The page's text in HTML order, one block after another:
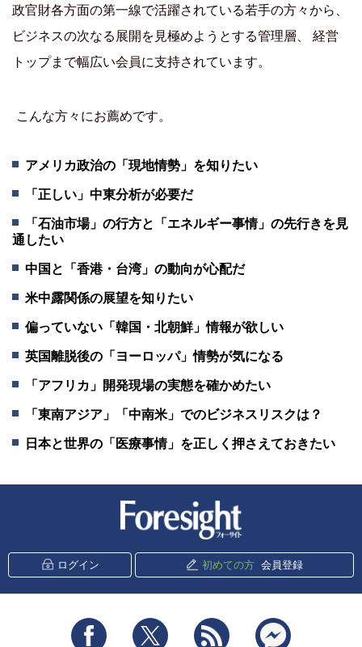
政官財各方面の第一線で活躍されている若手の方々から、
ビジネスの次なる展開を見極めようとする管理層、 経営
トップまで幅広い会員に支持されています。
こんな方々にお薦めです。
アメリカ政治の「現地情勢」を知りたい
「正しい」中東分析が必要だ
「石油市場」の行方と「エネルギー事情」の先行きを見
通したい
中国と「香港・台湾」の動向が心配だ
米中露関係の展望を知りたい
偏っていない「韓国・北朝鮮」情報が欲しい
英国離脱後の「ヨーロッパ」情勢が気になる
「アフリカ」開発現場の実態を確かめたい
「東南アジア」「中南米」でのビジネスリスクは？
日本と世界の「医療事情」を正しく押さえておきたい
ログイン 初めての方 会員登録
Facebook Twitter RSS